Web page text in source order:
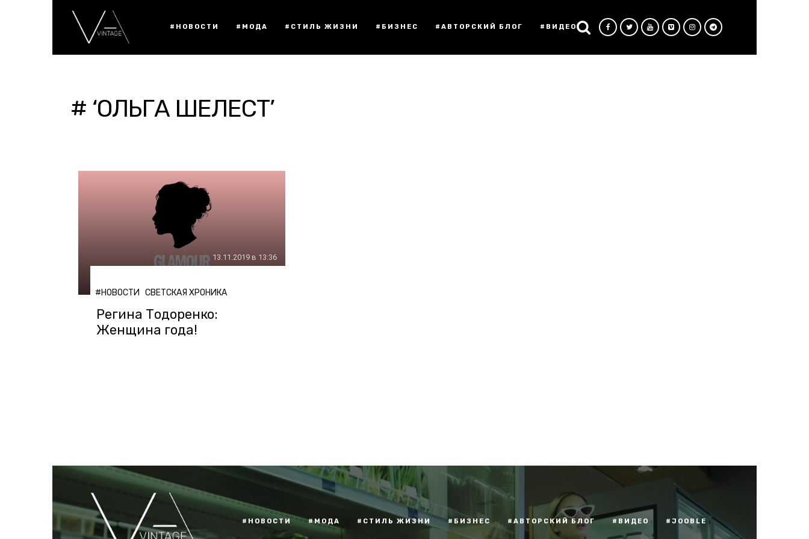
#НОВОСТИ #МОДА #СТИЛЬ ЖИЗНИ #БИЗНЕС #АВТОРСКИЙ БЛОГ #ВИДЕО
# ‘ОЛЬГА ШЕЛЕСТ’
13.11.2019 в 13:36
#НОВОСТИ СВЕТСКАЯ ХРОНИКА
Регина Тодоренко:
Женщина года!
#НОВОСТИ #МОДА #СТИЛЬ ЖИЗНИ #БИЗНЕС #АВТОРСКИЙ БЛОГ #ВИДЕО #JOOBLE